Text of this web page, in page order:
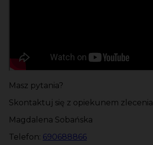
Masz pytania?
Skontaktuj się z opiekunem zlecenia
Magdalena Sobańska
Telefon: 690688866